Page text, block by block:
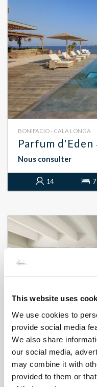
This website uses
We use cookies to
provide social media
We also share
our social media,
may combine it with
provided to them or
BONIFACIO - CALA LONGA
Parfum d'Eden
Nous consulter
14 7
BONIFACIO - CORCONE
L'instant
A partir de 7 050 €par